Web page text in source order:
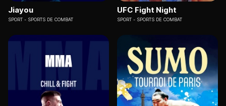
Jiayou
SPORT SPORTS DE COMBAT
UFC Fight Night
SPORT SPORTS DE COMBAT